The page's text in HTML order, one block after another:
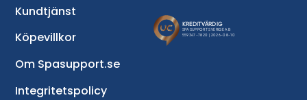
Kundtjänst
Köpevillkor
Om Spasupport.se
Integritetspolicy